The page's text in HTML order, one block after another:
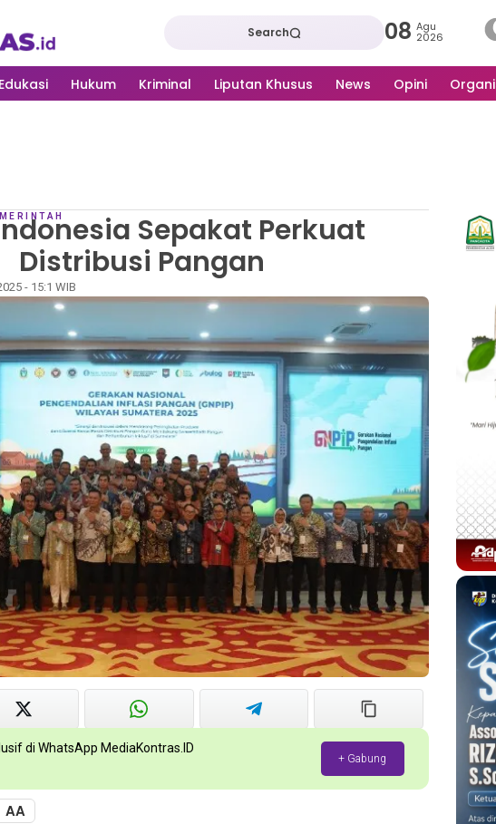
Search 08 Agu
2026
Edukasi Hukum Kriminal Liputan Khusus News Opini
Sepakat Perkuat
Distribusi Pangan
- 15:1 WIB
di WhatsApp MediaKontras.ID
+ Gabung
AA